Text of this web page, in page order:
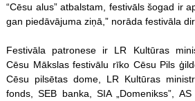
“Cēsu alus” atbalstam, festivāls šogad ir
gan piedāvājuma ziņā,” norāda festivāla
Festivāla patronese ir LR Kultūras
Cēsu Mākslas festivālu rīko Cēsu Pils
Cēsu pilsētas dome, LR Kultūras
fonds, SEB banka, SIA „Domenikss”, AS